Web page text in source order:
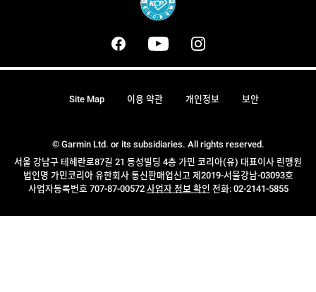
© Garmin Ltd. or its subsidiaries. All rights reserved.
서울 강남구 테헤란로87길 21 동성빌딩 4층 가민 코리아(유) 대표이사 린맹원
법인명 가민코리아 유한회사 통신판매업신고 제2019-서울강남-03093호
사업자등록번호 707-87-00572 사업자 정보 확인 전화: 02-2141-5855
Site Map 이용 약관 개인정보 보안